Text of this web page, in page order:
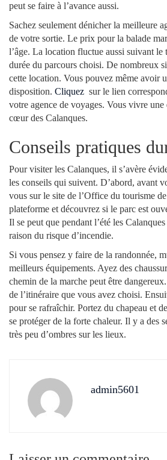
peut se faire à l’avance aussi.
Sachez seulement dénicher la meilleure
de votre sortie. Le prix pour la balade
l’âge. La location fluctue aussi suivant le
durée du parcours choisi. De nombreux
cette location. Vous pouvez même avoir
disposition. Cliquez sur le lien
votre agence de voyages. Vous vivre une
cœur des Calanques.
Conseils pratiques
Pour visiter les Calanques, il s’avère
les conseils qui suivent. D’abord, avant
vous sur le site de l’Office du tourisme
plateforme et découvrez si le parc est
Il se peut que pendant l’été les
raison du risque d’incendie.
Si vous pensez y faire de la randonnée,
meilleurs équipements. Ayez des
chemin de la marche peut être
de l’itinéraire que vous avez choisi.
pour se rafraîchir. Portez du chapeau et
se protéger de la forte chaleur. Il y a des
très peu d’ombres sur les lieux.
admin5601